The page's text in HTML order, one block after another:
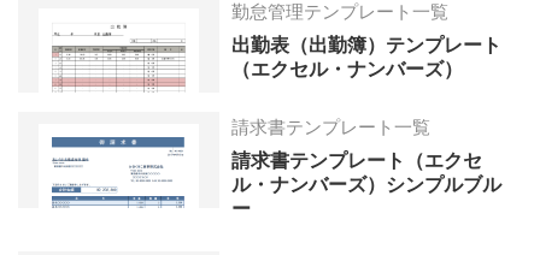
勤怠管理テンプレート一覧
出勤表（出勤簿）テンプレート
（エクセル・ナンバーズ）
請求書テンプレート一覧
請求書テンプレート（エクセ
ル・ナンバーズ）シンプルブル
ー